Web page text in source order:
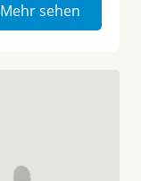
Mehr sehen